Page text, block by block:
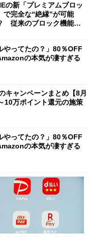
の新「プレミアムブロッ
で完全な“絶縁”が可能
従来のブロック機能と
やってたの？」80％OFF
の本気が凄すぎる
キャンペーンまとめ【8月
万ポイント還元の施策
やってたの？」80％OFF
の本気が凄すぎる